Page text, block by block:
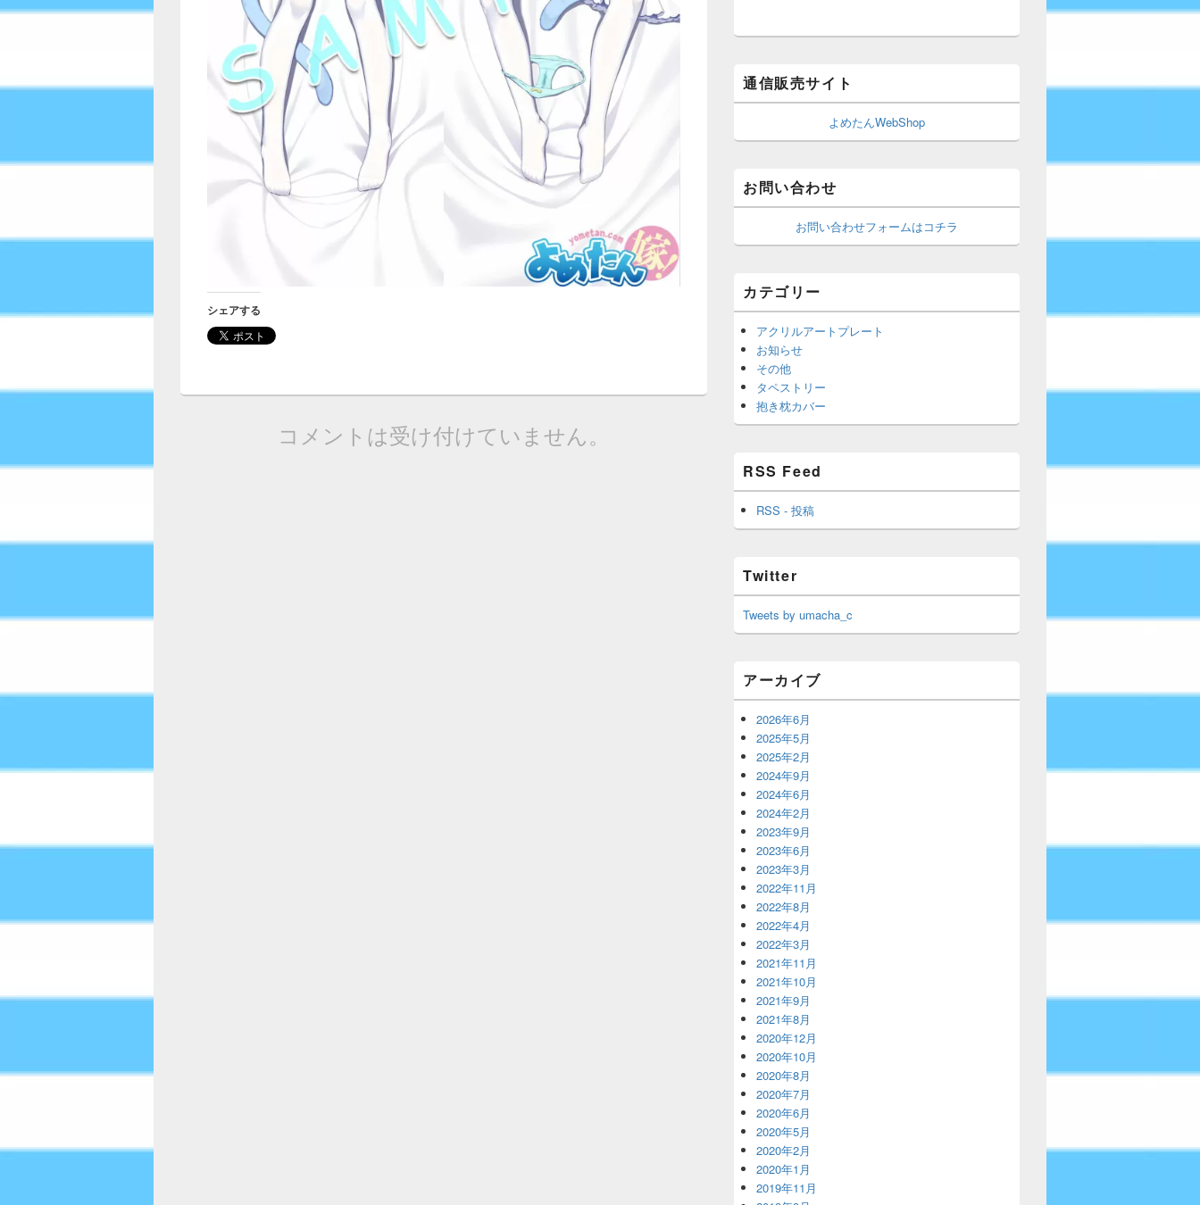
シェアする
コメントは受け付けていません。
通信販売サイト
よめたんWebShop
お問い合わせ
お問い合わせフォームはコチラ
カテゴリー
アクリルアートプレート
お知らせ
その他
タペストリー
抱き枕カバー
RSS Feed
RSS - 投稿
Twitter
Tweets by umacha_c
アーカイブ
2026年6月
2025年5月
2025年2月
2024年9月
2024年6月
2024年2月
2023年9月
2023年6月
2023年3月
2022年11月
2022年8月
2022年4月
2022年3月
2021年11月
2021年10月
2021年9月
2021年8月
2020年12月
2020年10月
2020年8月
2020年7月
2020年6月
2020年5月
2020年2月
2020年1月
2019年11月